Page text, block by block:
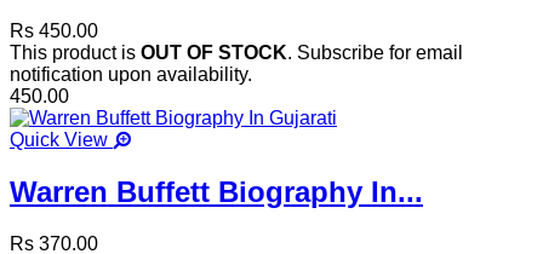
Rs 450.00
This product is OUT OF STOCK. Subscribe for email
notification upon availability.
450.00
Quick View
Warren Buffett Biography In...
Rs 370.00